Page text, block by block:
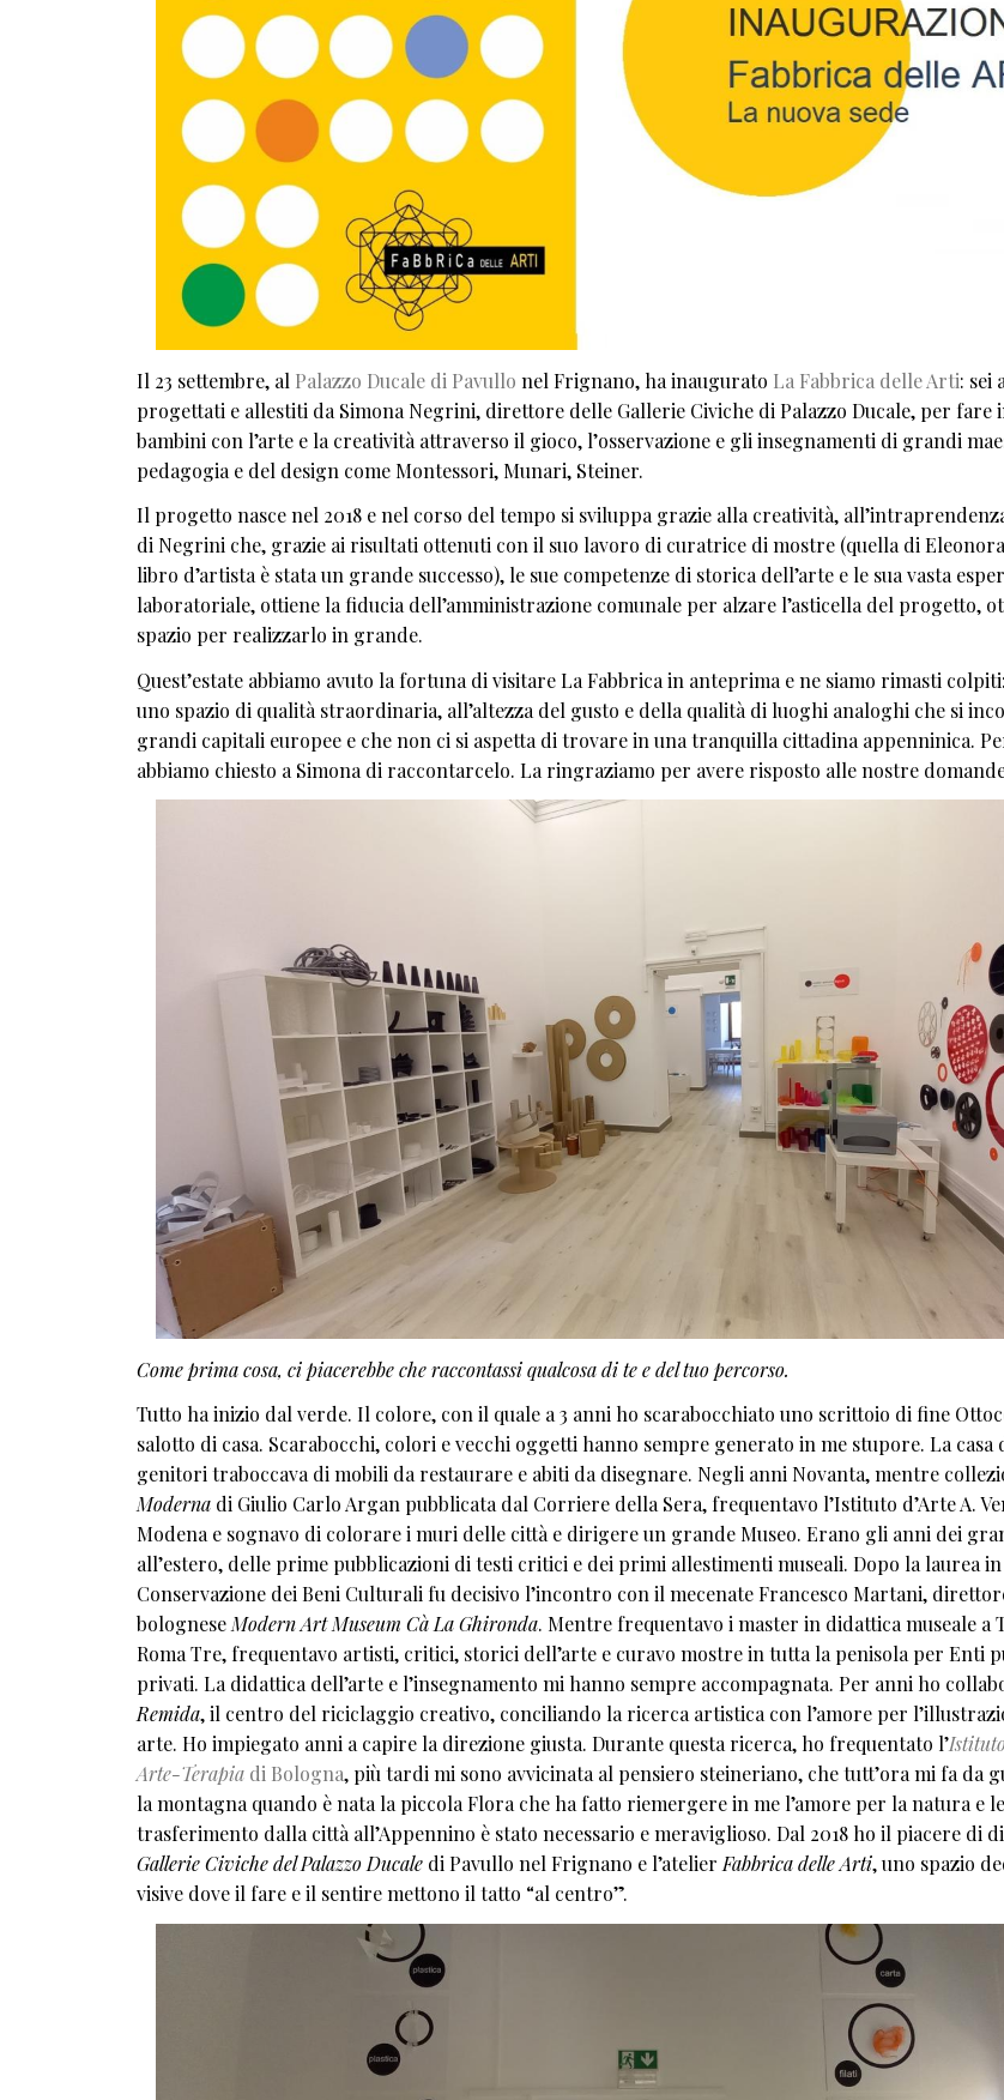
Il 23 settembre, al Palazzo Ducale di Pavullo nel Frignano, ha inaugurato La Fabbrica delle Arti: sei
progettati e allestiti da Simona Negrini, direttore delle Gallerie Civiche di Palazzo Ducale, per fare
bambini con l’arte e la creatività attraverso il gioco, l’osservazione e gli insegnamenti di grandi
pedagogia e del design come Montessori, Munari, Steiner.
Il progetto nasce nel 2018 e nel corso del tempo si sviluppa grazie alla creatività,
di Negrini che, grazie ai risultati ottenuti con il suo lavoro di curatrice di mostre (quella di
libro d’artista è stata un grande successo), le sue competenze di storica dell’arte e le sua vasta
laboratoriale, ottiene la fiducia dell’amministrazione comunale per alzare l’asticella del progetto,
spazio per realizzarlo in grande.
Quest’estate abbiamo avuto la fortuna di visitare La Fabbrica in anteprima e ne siamo rimasti
uno spazio di qualità straordinaria, all’altezza del gusto e della qualità di luoghi analoghi che si
grandi capitali europee e che non ci si aspetta di trovare in una tranquilla cittadina appenninica.
abbiamo chiesto a Simona di raccontarcelo. La ringraziamo per avere risposto alle nostre
Come prima cosa, ci piacerebbe che raccontassi qualcosa di te e del tuo percorso.
Tutto ha inizio dal verde. Il colore, con il quale a 3 anni ho scarabocchiato uno scrittoio di fine
salotto di casa. Scarabocchi, colori e vecchi oggetti hanno sempre generato in me stupore. La casa
genitori traboccava di mobili da restaurare e abiti da disegnare. Negli anni Novanta, mentre
Moderna di Giulio Carlo Argan pubblicata dal Corriere della Sera, frequentavo l’Istituto d’Arte A.
Modena e sognavo di colorare i muri delle città e dirigere un grande Museo. Erano gli anni dei
all’estero, delle prime pubblicazioni di testi critici e dei primi allestimenti museali. Dopo la laurea in
Conservazione dei Beni Culturali fu decisivo l’incontro con il mecenate Francesco Martani,
bolognese Modern Art Museum Cà La Ghironda. Mentre frequentavo i master in didattica museale a
Roma Tre, frequentavo artisti, critici, storici dell’arte e curavo mostre in tutta la penisola per Enti
privati. La didattica dell’arte e l’insegnamento mi hanno sempre accompagnata. Per anni ho
Remida, il centro del riciclaggio creativo, conciliando la ricerca artistica con l’amore per
arte. Ho impiegato anni a capire la direzione giusta. Durante questa ricerca, ho frequentato l’
Arte-Terapia di Bologna, più tardi mi sono avvicinata al pensiero steineriano, che tutt’ora mi fa da
la montagna quando è nata la piccola Flora che ha fatto riemergere in me l’amore per la natura e
trasferimento dalla città all’Appennino è stato necessario e meraviglioso. Dal 2018 ho il piacere di
Gallerie Civiche del Palazzo Ducale di Pavullo nel Frignano e l’atelier Fabbrica delle Arti, uno spazio
visive dove il fare e il sentire mettono il tatto “al centro”.